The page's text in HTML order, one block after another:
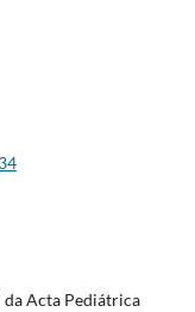
Acta Pediátrica